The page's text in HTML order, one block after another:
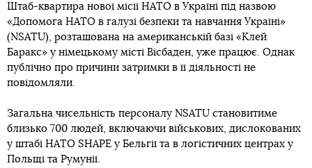
Штаб-квартира нової місії НАТО в Україні під назвою
«Допомога НАТО в галузі безпеки та навчання Україні»
(NSATU), розташована на американській базі «Клей
Баракс» у німецькому місті Вісбаден, уже працює. Однак
публічно про причини затримки в її діяльності не
повідомляли.
Загальна чисельність персоналу NSATU становитиме
близько 700 людей, включаючи військових, дислокованих
у штабі НАТО SHAPE у Бельгії та в логістичних центрах у
Польщі та Румунії.